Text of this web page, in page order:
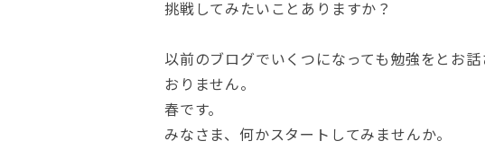
挑戦してみたいことありますか？
以前のブログでいくつになっても勉強をとお
おりません。
春です。
みなさま、何かスタートしてみませんか。